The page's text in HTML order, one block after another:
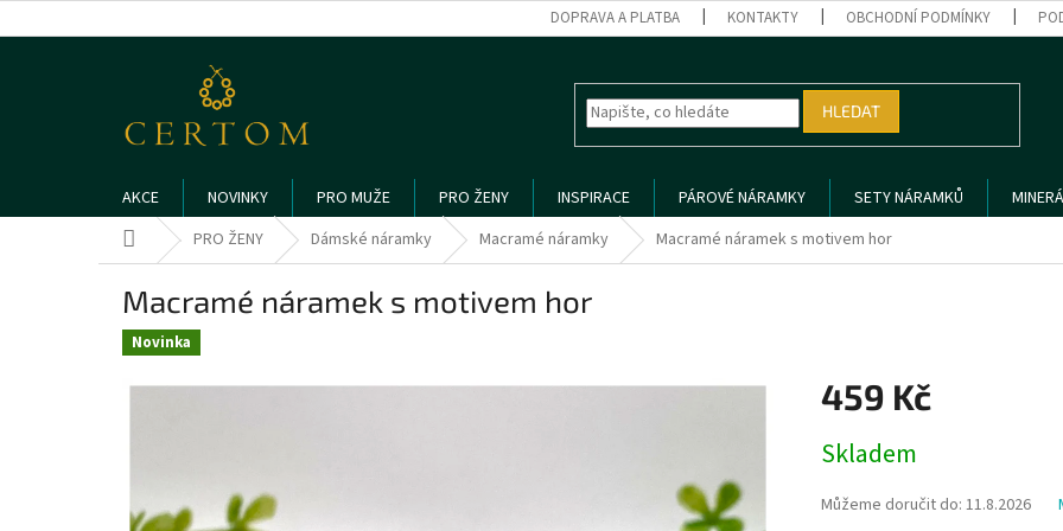
na
DOPRAVA A PLATBA KONTAKTY OBCHODNÍ PODMÍNKY
HLEDAT
AKCE NOVINKY PRO MUŽE PRO ŽENY INSPIRACE PÁROVÉ NÁRAMKY SETY NÁRAMKŮ
Domů PRO ŽENY Dámské náramky Macramé náramky Macramé náramek s motivem hor
Macramé náramek s motivem hor
Novinka
459 Kč
cena:
Skladem
Můžeme doručit do: 11.8.2026